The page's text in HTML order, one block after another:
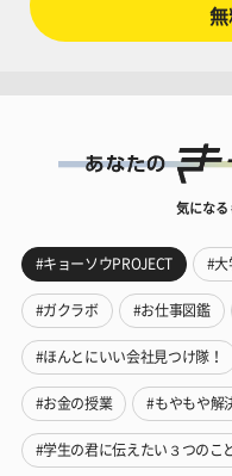
無
気になる
#キョーソウPROJECT #大
#ガクラボ #お仕事図鑑
#ほんとにいい会社見つけ隊！
#お金の授業 #もやもや解
#学生の君に伝えたい３つのこ